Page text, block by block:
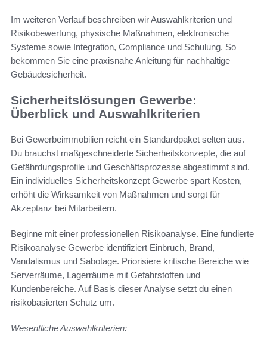
Im weiteren Verlauf beschreiben wir Auswahlkriterien und
Risikobewertung, physische Maßnahmen, elektronische
Systeme sowie Integration, Compliance und Schulung. So
bekommen Sie eine praxisnahe Anleitung für nachhaltige
Gebäudesicherheit.
Sicherheitslösungen Gewerbe:
Überblick und Auswahlkriterien
Bei Gewerbeimmobilien reicht ein Standardpaket selten aus.
Du brauchst maßgeschneiderte Sicherheitskonzepte, die auf
Gefährdungsprofile und Geschäftsprozesse abgestimmt sind.
Ein individuelles Sicherheitskonzept Gewerbe spart Kosten,
erhöht die Wirksamkeit von Maßnahmen und sorgt für
Akzeptanz bei Mitarbeitern.
Beginne mit einer professionellen Risikoanalyse. Eine fundierte
Risikoanalyse Gewerbe identifiziert Einbruch, Brand,
Vandalismus und Sabotage. Priorisiere kritische Bereiche wie
Serverräume, Lagerräume mit Gefahrstoffen und
Kundenbereiche. Auf Basis dieser Analyse setzt du einen
risikobasierten Schutz um.
Wesentliche Auswahlkriterien: